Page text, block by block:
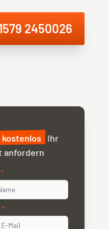
2450026
Ihr
anfordern
*
*